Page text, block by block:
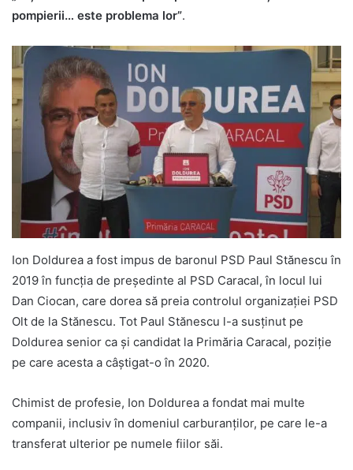
pompierii… este problema lor”.
Ion Doldurea a fost impus de baronul PSD Paul Stănescu în
2019 în funcția de președinte al PSD Caracal, în locul lui
Dan Ciocan, care dorea să preia controlul organizației PSD
Olt de la Stănescu. Tot Paul Stănescu l-a susținut pe
Doldurea senior ca și candidat la Primăria Caracal, poziție
pe care acesta a câștigat-o în 2020.
Chimist de profesie, Ion Doldurea a fondat mai multe
companii, inclusiv în domeniul carburanților, pe care le-a
transferat ulterior pe numele fiilor săi.